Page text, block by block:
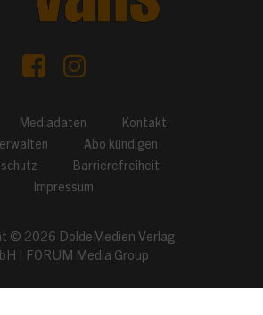
Mediadaten
Kontakt
Abo kündigen
Barrierefreiheit
Impressum
© 2026 DoldeMedien Verlag
FORUM Media Group